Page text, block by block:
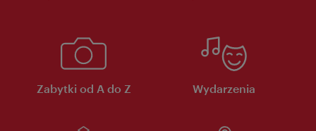
Zabytki od A do Z Wydarzenia